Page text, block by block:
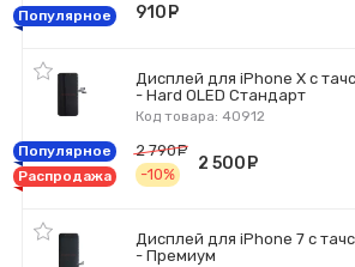
Популярное 910
Дисплей для iPhone X с
- Hard OLED Стандарт
Код товара: 40912
Популярное
Распродажа
2 790
-10%
2 500
Дисплей для iPhone 7 с
- Премиум